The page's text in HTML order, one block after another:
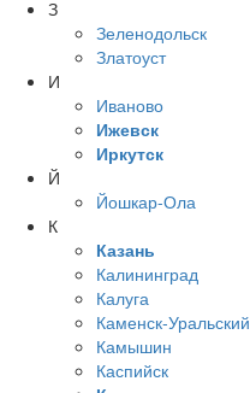
З
Зеленодольск
Златоуст
И
Иваново
Ижевск
Иркутск
Й
Йошкар-Ола
К
Казань
Калининград
Калуга
Каменск-Уральский
Камышин
Каспийск